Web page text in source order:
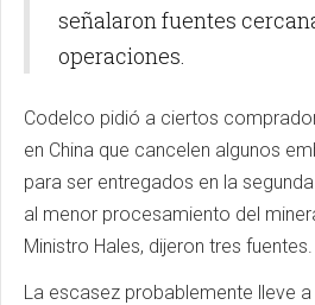
señalaron fuentes
operaciones.
Codelco pidió a ciertos
en China que cancelen algunos
para ser entregados en la
al menor procesamiento del
Ministro Hales, dijeron tres fuentes.
La escasez probablemente lleve